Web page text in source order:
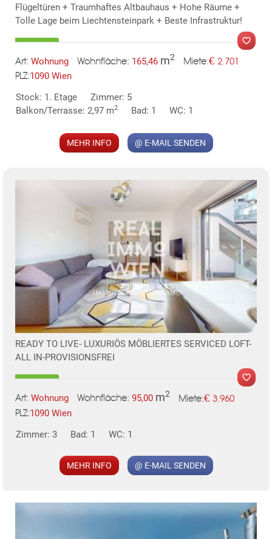
KLIS
Flügeltüren + Traumhaftes Altbauhaus + Hohe Räume +
Tolle Lage beim Liechtensteinpark + Beste Infrastruktur!
Art: Wohnung Wohnfläche: 165,46 m2 Miete:€ 2.701
PLZ:1090 Wien
Stock: 1. Etage
Zimmer: 5
Balkon/Terrasse: 2,97 m2 Bad: 1 WC: 1
MEHR INFO @ E-MAIL SENDEN
READY TO LIVE- LUXURIÖS MÖBLIERTES SERVICED LOFT-
ALL IN-PROVISIONSFREI
Art: Wohnung Wohnfläche: 95,00 m2 Miete:€ 3.960
PLZ:1090 Wien
Zimmer: 3
Bad: 1 WC: 1
MEHR INFO @ E-MAIL SENDEN